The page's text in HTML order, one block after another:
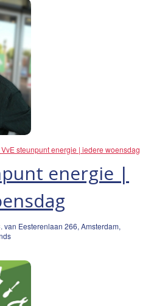
energie |
VvE steunpunt energie | iedere woensdag
van Eesterenlaan 266, Amsterdam,